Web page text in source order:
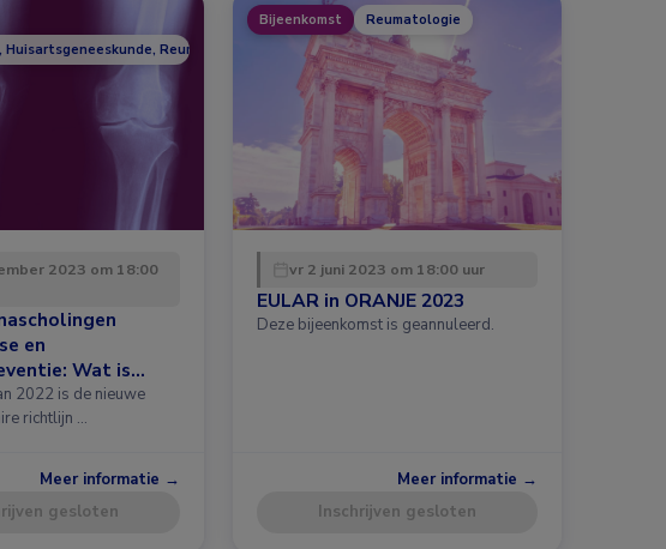
Huisartsgeneeskunde, Reumatologie
2023 om 18:00
en
Wat is
richtlijn?
2022 is de nieuwe
richtlijn …
Meer informatie →
gesloten
Bijeenkomst Reumatologie
vr 2 juni 2023 om 18:00 uur
EULAR in ORANJE 2023
Deze bijeenkomst is geannuleerd.
Meer informatie →
Inschrijven gesloten